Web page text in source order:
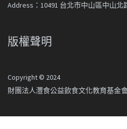
Address：10491 台北市中山區中山北
版權聲明
Copyright © 2024
財團法人灃食公益飲食文化教育基金